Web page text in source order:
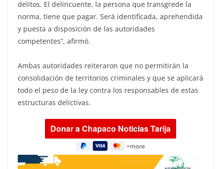
delitos. El delincuente, la persona que transgrede la
norma, tiene que pagar. Será identificada, aprehendida
y puesta a disposición de las autoridades
competentes”, afirmó.
Ambas autoridades reiteraron que no permitirán la
consolidación de territorios criminales y que se aplicará
todo el peso de la ley contra los responsables de estas
estructuras delictivas.